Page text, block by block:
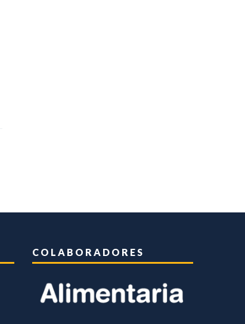
COLABORADORES